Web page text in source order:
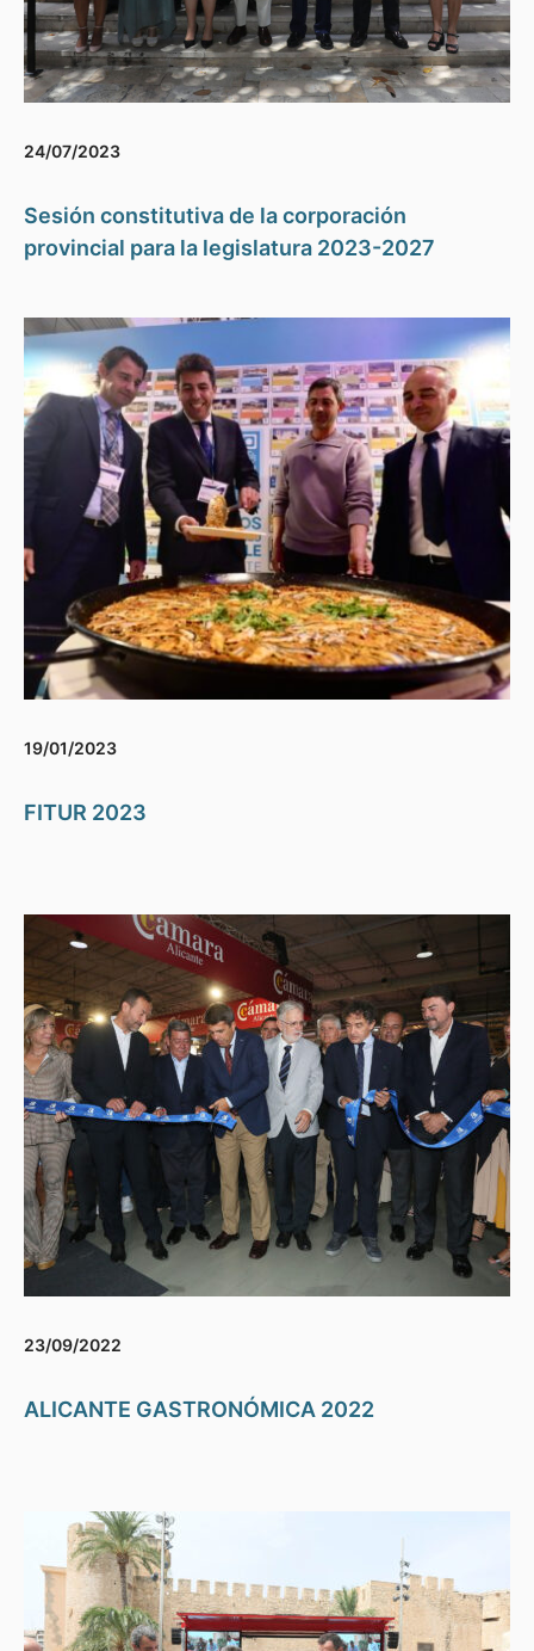
24/07/2023
Sesión constitutiva de la corporación
provincial para la legislatura 2023-2027
19/01/2023
FITUR 2023
23/09/2022
ALICANTE GASTRONÓMICA 2022